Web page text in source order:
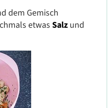
dem Gemisch
etwas Salz und